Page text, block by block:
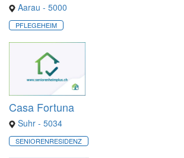
Aarau - 5000
PFLEGEHEIM
Casa Fortuna
Suhr - 5034
SENIORENRESIDENZ